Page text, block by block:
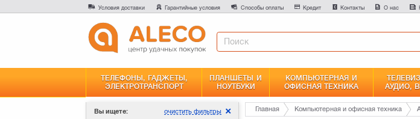
Условия доставки Гарантийные условия Способы оплаты Кредит Контакты О нас
ТЕЛЕФОНЫ, ГАДЖЕТЫ,
ЭЛЕКТРОТРАНСПОРТ
ПЛАНШЕТЫ И
НОУТБУКИ
КОМПЬЮТЕРНАЯ И
ОФИСНАЯ ТЕХНИКА
АУДИО,
Вы ищете:
очистить фильтры Главная Компьютерная и офисная техника